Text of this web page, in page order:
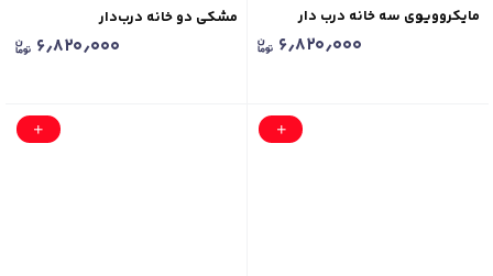
مایکروویوی سه خانه درب دار
۶٫۸۲۰٫۰۰۰
مشکی دو خانه درب‌دار
۶٫۸۲۰٫۰۰۰